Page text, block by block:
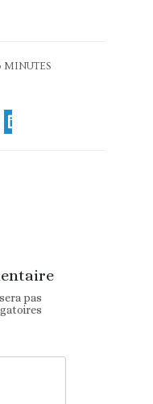
MINUTES
pas